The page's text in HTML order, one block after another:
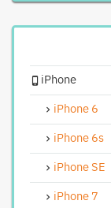
iPhoneス
iPhoneカ
iPhoneイン
iPhoneリ
iPhone基
iPhoneバ
Android修理
iPhone
iPhone 6
iPhone 6s
iPhone SE
iPhone 7